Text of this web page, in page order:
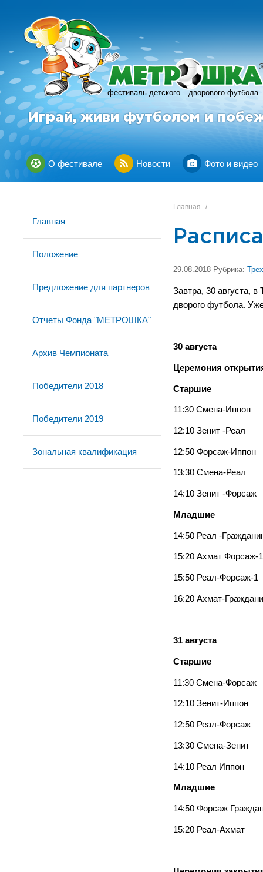
фестиваль детского дворового футбола
R
Играй, живи футболом и
О фестивале Новости Фото и видео
Главная
Положение
Предложение для партнеров
Отчеты Фонда "МЕТРОШКА"
Архив Чемпионата
Победители 2018
Победители 2019
Зональная квалификация
Главная /
29.08.2018 Рубрика:
Завтра, 30 августа,
дворого футбола.
30 августа
Церемония
Старшие
11:30 Смена-Иппон
12:10 Зенит -Реал
12:50 Форсаж-Иппон
13:30 Смена-Реал
14:10 Зенит -Форсаж
Младшие
14:50 Реал -
15:20 Ахмат Форсаж-1
15:50 Реал-Форсаж-1
16:20 Ахмат-
31 августа
Старшие
11:30 Смена-Форсаж
12:10 Зенит-Иппон
12:50 Реал-Форсаж
13:30 Смена-Зенит
14:10 Реал Иппон
Младшие
14:50 Форсаж
15:20 Реал-Ахмат